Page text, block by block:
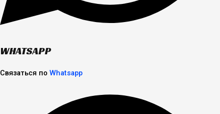
WHATSAPP
Связаться по Whatsapp